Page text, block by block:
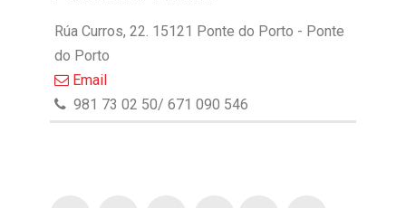
Rúa Curros, 22. 15121 Ponte do Porto - Ponte
do Porto
Email
981 73 02 50/ 671 090 546